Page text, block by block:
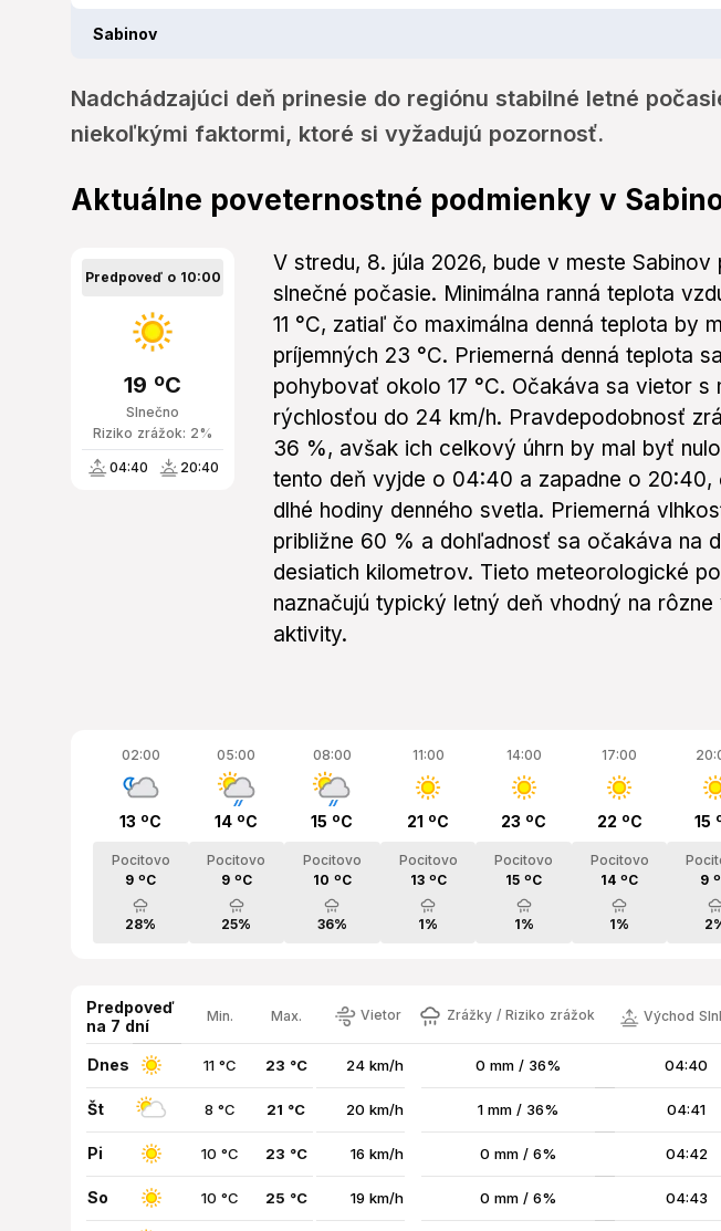
Sabinov
Nadchádzajúci deň prinesie do regiónu stabilné letné
niekoľkými faktormi, ktoré si vyžadujú pozornosť.
Aktuálne poveternostné podmienky v
Predpoveď o 10:00
Slnečno
19 ºC
Riziko zrážok: 2%
04:40 20:40
V stredu, 8. júla 2026, bude v meste Sabinov
slnečné počasie. Minimálna ranná teplota
11 °C, zatiaľ čo maximálna denná teplota by
príjemných 23 °C. Priemerná denná teplota
pohybovať okolo 17 °C. Očakáva sa vietor s
rýchlosťou do 24 km/h. Pravdepodobnosť
36 %, avšak ich celkový úhrn by mal byť
tento deň vyjde o 04:40 a zapadne o 20:40,
dlhé hodiny denného svetla. Priemerná
približne 60 % a dohľadnosť sa očakáva na
desiatich kilometrov. Tieto meteorologické
naznačujú typický letný deň vhodný na rôzne
aktivity.
02:00
13 ºC
Pocitovo
9 ºC
28%
05:00
14 ºC
Pocitovo
9 ºC
25%
08:00
15 ºC
Pocitovo
10 ºC
36%
11:00
21 ºC
Pocitovo
13 ºC
1%
14:00
23 ºC
Pocitovo
15 ºC
1%
17:00
22 ºC
Pocitovo
14 ºC
1%
15
9
Predpoveď
na 7 dní
Min. Max. Vietor Zrážky / Riziko zrážok Východ
Dnes 11 °C 23 °C 24 km/h 0 mm / 36% 04:40
Št 8 °C 21 °C 20 km/h 1 mm / 36% 04:41
Pi 10 °C 23 °C 16 km/h 0 mm / 6% 04:42
So 10 °C 25 °C 19 km/h 0 mm / 6% 04:43